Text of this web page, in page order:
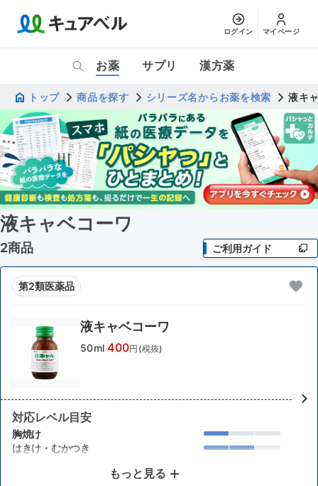
ログイン マイページ
お薬 サプリ 漢方薬
トップ 商品を探す シリーズ名からお薬を検索 液キ
液キャベコーワ
2商品 ご利用ガイド
第2類医薬品
液キャベコーワ
50ml 400円(税抜)
対応レベル目安
胸焼け
はきけ・むかつき
もっと見る